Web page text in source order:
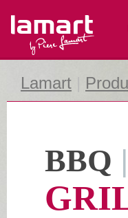
Lamart
Lamart
BBQ |